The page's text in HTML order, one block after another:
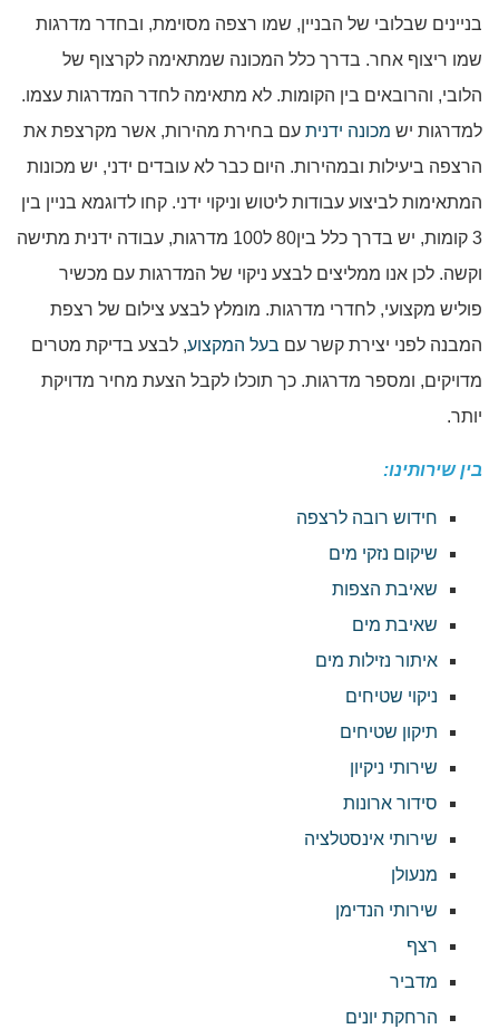
בניינים שבלובי של הבניין, שמו רצפה מסוימת, ובחדר מדרגות
שמו ריצוף אחר. בדרך כלל המכונה שמתאימה לקרצוף של
הלובי, והרובאים בין הקומות. לא מתאימה לחדר המדרגות עצמו.
למדרגות יש מכונה ידנית עם בחירת מהירות, אשר מקרצפת את
הרצפה ביעילות ובמהירות. היום כבר לא עובדים ידני, יש מכונות
המתאימות לביצוע עבודות ליטוש וניקוי ידני. קחו לדוגמא בניין בין
3 קומות, יש בדרך כלל בין80 ל100 מדרגות, עבודה ידנית מתישה
וקשה. לכן אנו ממליצים לבצע ניקוי של המדרגות עם מכשיר
פוליש מקצועי, לחדרי מדרגות. מומלץ לבצע צילום של רצפת
המבנה לפני יצירת קשר עם בעל המקצוע, לבצע בדיקת מטרים
מדויקים, ומספר מדרגות. כך תוכלו לקבל הצעת מחיר מדויקת
יותר.
בין שירותינו:
חידוש רובה לרצפה
שיקום נזקי מים
שאיבת הצפות
שאיבת מים
איתור נזילות מים
ניקוי שטיחים
תיקון שטיחים
שירותי ניקיון
סידור ארונות
שירותי אינסטלציה
מנעולן
שירותי הנדימן
רצף
מדביר
הרחקת יונים